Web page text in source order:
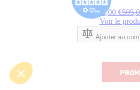
sur
la
page
du
195,00 €
Voir le
Ajouter au